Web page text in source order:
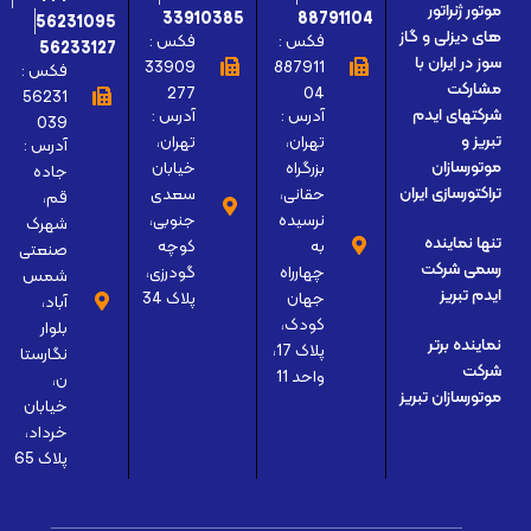
موتور ژنراتور
های دیزلی و گاز
سوز در ایران با
مشارکت
شرکتهای ایدم
تبریز و
موتورسازان
تراکتورسازی ایران
تنها نماینده
رسمی شرکت
ایدم تبریز
نماینده برتر
شرکت
موتورسازان تبریز
88791104
فکس :
887911
04
آدرس :
تهران،
بزرگراه
حقانی،
نرسیده
به
چهارراه
جهان
کودک،
پلاک 17،
واحد 11
33910385
فکس :
33909
277
آدرس :
تهران،
خیابان
سعدی
جنوبی،
کوچه
گودرزی،
پلاک 34
56231095
56233127
فکس :
56231
039
آدرس :
جاده
قم،
شهرک
صنعتی
شمس
آباد،
بلوار
نگارستا
ن،
خیابان
خرداد،
پلاک 65